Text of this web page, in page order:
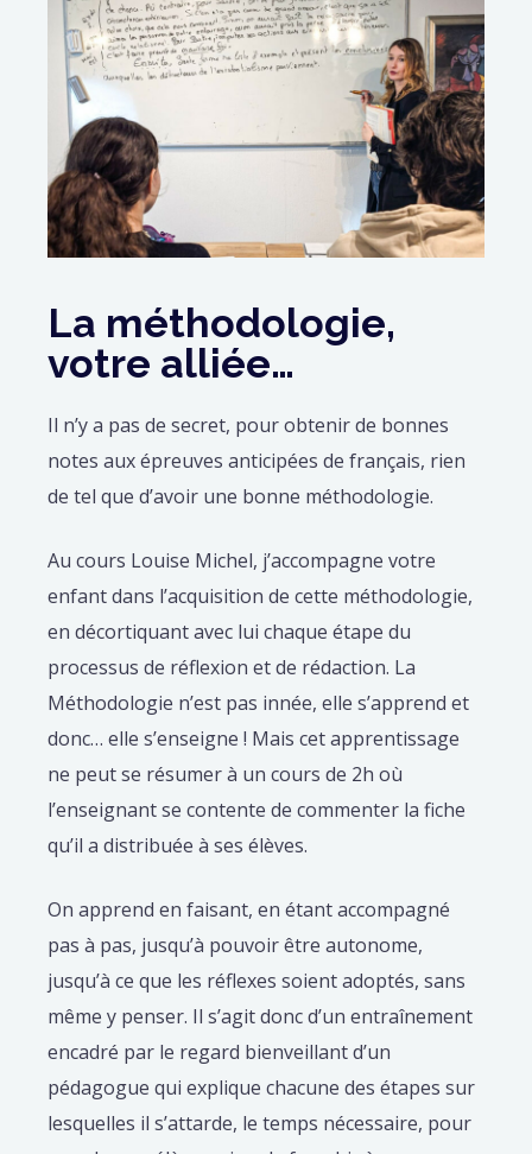
La méthodologie,
votre alliée…
Il n’y a pas de secret, pour obtenir de bonnes
notes aux épreuves anticipées de français, rien
de tel que d’avoir une bonne méthodologie.
Au cours Louise Michel, j’accompagne votre
enfant dans l’acquisition de cette méthodologie,
en décortiquant avec lui chaque étape du
processus de réflexion et de rédaction. La
Méthodologie n’est pas innée, elle s’apprend et
donc… elle s’enseigne ! Mais cet apprentissage
ne peut se résumer à un cours de 2h où
l’enseignant se contente de commenter la fiche
qu’il a distribuée à ses élèves.
On apprend en faisant, en étant accompagné
pas à pas, jusqu’à pouvoir être autonome,
jusqu’à ce que les réflexes soient adoptés, sans
même y penser. Il s’agit donc d’un entraînement
encadré par le regard bienveillant d’un
pédagogue qui explique chacune des étapes sur
lesquelles il s’attarde, le temps nécessaire, pour